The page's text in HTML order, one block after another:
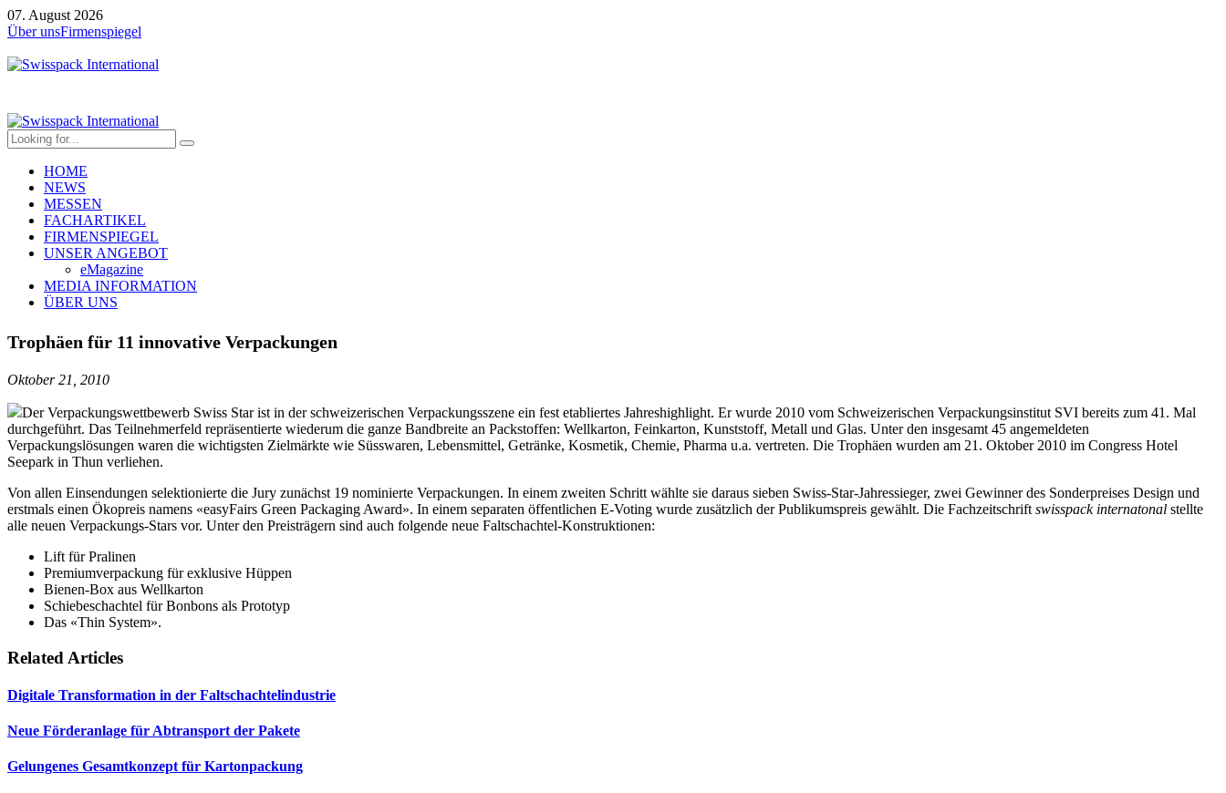
07. August 2026
Über unsFirmenspiegel
HOME
NEWS
MESSEN
FACHARTIKEL
FIRMENSPIEGEL
UNSER ANGEBOT
eMagazine
MEDIA INFORMATION
ÜBER UNS
Trophäen für 11 innovative Verpackungen
Oktober 21, 2010
Der Verpackungswettbewerb Swiss Star ist in der schweizerischen Verpackungsszene ein fest etabliertes Jahreshighlight. Er wurde 2010 vom Schweizerischen Verpackungsinstitut SVI bereits zum 41. Mal
durchgeführt. Das Teilnehmerfeld repräsentierte wiederum die ganze Bandbreite an Packstoffen: Wellkarton, Feinkarton, Kunststoff, Metall und Glas. Unter den insgesamt 45 angemeldeten
Verpackungslösungen waren die wichtigsten Zielmärkte wie Süsswaren, Lebensmittel, Getränke, Kosmetik, Chemie, Pharma u.a. vertreten. Die Trophäen wurden am 21. Oktober 2010 im Congress Hotel
Seepark in Thun verliehen.
Von allen Einsendungen selektionierte die Jury zunächst 19 nominierte Verpackungen. In einem zweiten Schritt wählte sie daraus sieben Swiss-Star-Jahressieger, zwei Gewinner des Sonderpreises Design und
erstmals einen Ökopreis namens «easyFairs Green Packaging Award». In einem separaten öffentlichen E-Voting wurde zusätzlich der Publikumspreis gewählt. Die Fachzeitschrift swisspack internatonal stellte
alle neuen Verpackungs-Stars vor. Unter den Preisträgern sind auch folgende neue Faltschachtel-Konstruktionen:
Lift für Pralinen
Premiumverpackung für exklusive Hüppen
Bienen-Box aus Wellkarton
Schiebeschachtel für Bonbons als Prototyp
Das «Thin System».
Related Articles
Digitale Transformation in der Faltschachtelindustrie
Neue Förderanlage für Abtransport der Pakete
Gelungenes Gesamtkonzept für Kartonpackung